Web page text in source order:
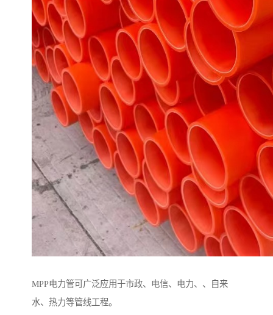
MPP电力管可广泛应用于市政、电信、电力、、自来
水、热力等管线工程。